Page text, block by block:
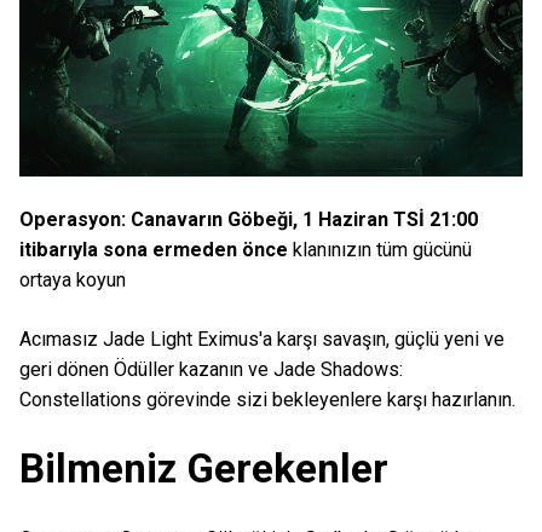
Operasyon: Canavarın Göbeği, 1 Haziran TSİ 21:00
itibarıyla sona ermeden önce klanınızın tüm gücünü
ortaya koyun
Acımasız Jade Light Eximus'a karşı savaşın, güçlü yeni ve
geri dönen Ödüller kazanın ve Jade Shadows:
Constellations görevinde sizi bekleyenlere karşı hazırlanın.
Bilmeniz Gerekenler